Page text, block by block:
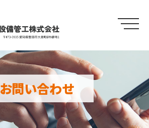
お問い合わせ